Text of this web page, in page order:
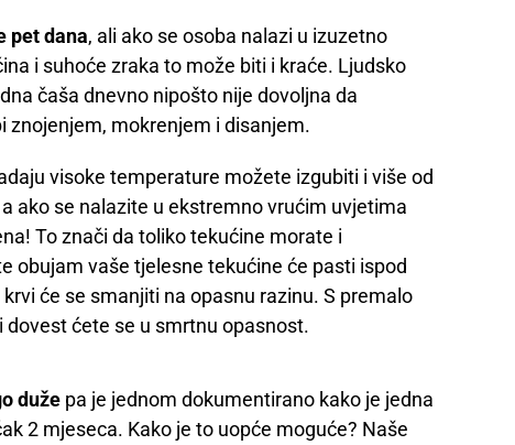
pet dana, ali ako se osoba nalazi u izuzetno
i suhoće zraka to može biti i kraće. Ljudsko
čaša dnevno nipošto nije dovoljna da
znojenjem, mokrenjem i disanjem.
visoke temperature možete izgubiti i više od
ako se nalazite u ekstremno vrućim uvjetima
To znači da toliko tekućine morate i
obujam vaše tjelesne tekućine će pasti ispod
će se smanjiti na opasnu razinu. S premalo
dovest ćete se u smrtnu opasnost.
duže pa je jednom dokumentirano kako je jedna
2 mjeseca. Kako je to uopće moguće? Naše